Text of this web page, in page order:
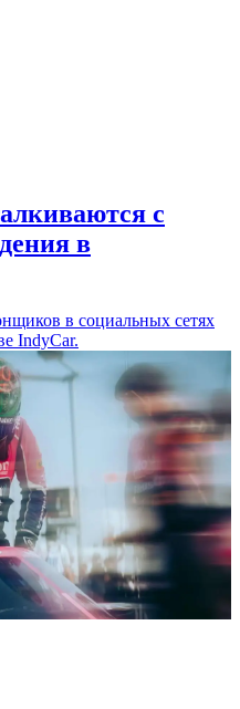
с
в
в социальных сетях
IndyCar.